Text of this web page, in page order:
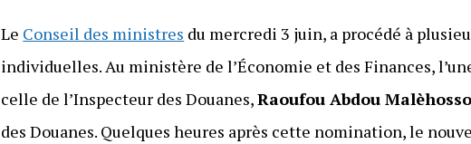
Le Conseil des ministres du mercredi 3 juin, a procédé à
individuelles. Au ministère de l’Économie et des Finances,
celle de l’Inspecteur des Douanes,Raoufou Abdou
des Douanes. Quelques heures après cette nomination, le